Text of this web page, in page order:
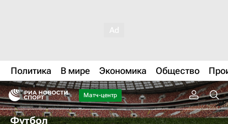
Политика В мире Экономика Общество
Матч-центр
Футбол